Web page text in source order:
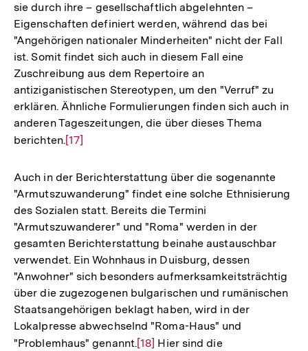
Fußnote
sie durch ihre – gesellschaftlich abgelehnten –
Eigenschaften definiert werden, während das bei
"Angehörigen nationaler Minderheiten" nicht der Fall
ist. Somit findet sich auch in diesem Fall eine
Zuschreibung aus dem Repertoire an
antiziganistischen Stereotypen, um den "Verruf" zu
erklären. Ähnliche Formulierungen finden sich auch in
anderen Tageszeitungen, die über dieses Thema
berichten.Zur
der
Fußnote
[17]
Auch in der Berichterstattung über die sogenannte
"Armutszuwanderung" findet eine solche Ethnisierung
des Sozialen statt. Bereits die Termini
"Armutszuwanderer" und "Roma" werden in der
gesamten Berichterstattung beinahe austauschbar
verwendet. Ein Wohnhaus in Duisburg, dessen
"Anwohner" sich besonders aufmerksamkeitsträchtig
über die zugezogenen bulgarischen und rumänischen
Staatsangehörigen beklagt haben, wird in der
Lokalpresse abwechselnd "Roma-Haus" und
"Problemhaus" genannt.Zur
[18] Hier sind die